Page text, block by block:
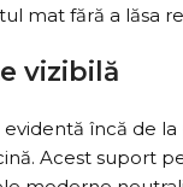
mat fără a lăsa
vizibilă
încă de
Acest suport